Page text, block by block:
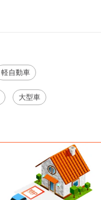
軽自動車
大型車